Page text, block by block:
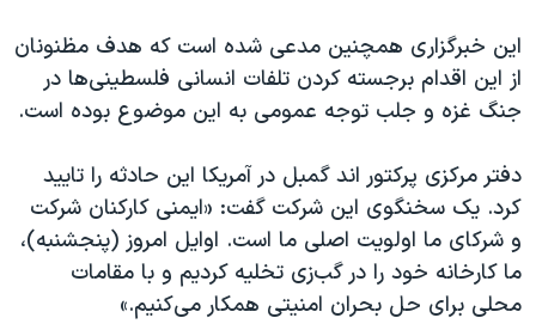
این خبرگزاری همچنین مدعی شده است که هدف مظنونان
از این اقدام برجسته‌ کردن تلفات انسانی فلسطینی‌ها در
جنگ غزه و جلب توجه عمومی به این موضوع بوده است.
دفتر مرکزی پرکتور اند گمبل در آمریکا این حادثه را تایید
کرد. یک سخنگوی این شرکت گفت: «ایمنی کارکنان شرکت
و شرکای ما اولویت اصلی ما است. اوایل امروز (پنجشنبه)،
ما کارخانه خود را در گب‌زی تخلیه کردیم و با مقامات
محلی برای حل بحران امنیتی همکار می‌کنیم.»